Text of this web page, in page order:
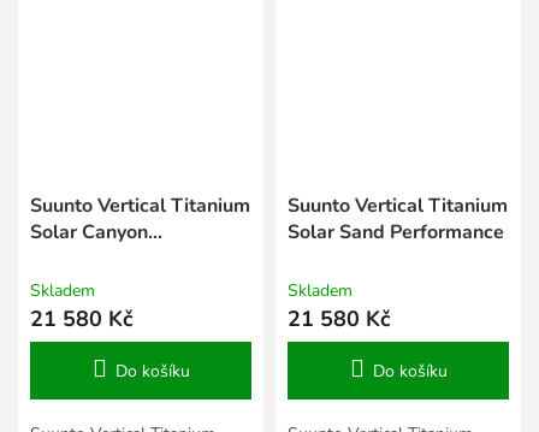
Suunto Vertical Titanium
Solar Canyon
Skladem
21 580 Kč
Do košíku
Suunto Vertical Titanium
Solar Sand Performance
Skladem
21 580 Kč
Do košíku